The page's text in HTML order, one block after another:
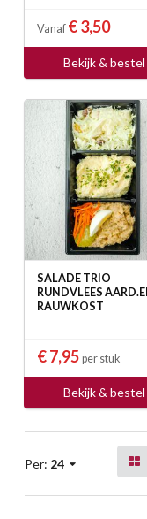
Vanaf € 3,50
Bekijk & bestel
SALADE TRIO
RUNDVLEES AARD.EI
RAUWKOST
€ 7,95 per stuk
Bekijk & bestel
Per: 24